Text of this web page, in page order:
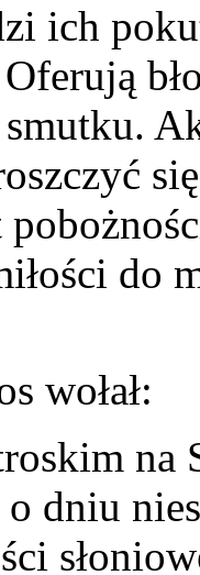
ich
do
wołał:
na
dniu